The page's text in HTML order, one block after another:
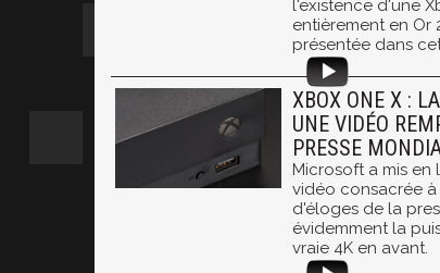
l'existence d'une
entièrement en Or
présentée dans
XBOX ONE X :
UNE VIDÉO
PRESSE
Microsoft a mis
vidéo consacrée à
d'éloges de la
évidemment la
vraie 4K en avant.